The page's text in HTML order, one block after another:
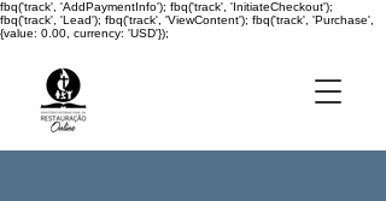
fbq('track', 'AddPaymentInfo'); fbq('track', 'InitiateCheckout');
fbq('track', 'Lead'); fbq('track', 'ViewContent'); fbq('track', 'Purchase',
{value: 0.00, currency: 'USD'});